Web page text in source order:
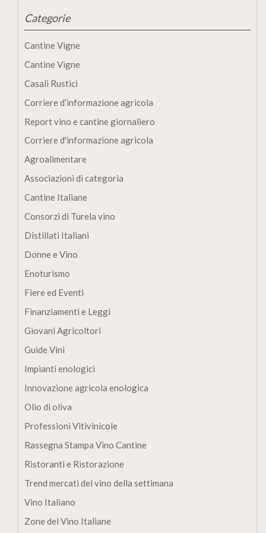
Categorie
Cantine Vigne
Cantine Vigne
Casali Rustici
Corriere d’informazione agricola
Report vino e cantine giornaliero
Corriere d'informazione agricola
Agroalimentare
Associazioni di categoria
Cantine Italiane
Consorzi di Turela vino
Distillati Italiani
Donne e Vino
Enoturismo
Fiere ed Eventi
Finanziamenti e Leggi
Giovani Agricoltori
Guide Vini
Impianti enologici
Innovazione agricola enologica
Olio di oliva
Professioni Vitivinicole
Rassegna Stampa Vino Cantine
Ristoranti e Ristorazione
Trend mercati del vino della settimana
Vino Italiano
Zone del Vino Italiane